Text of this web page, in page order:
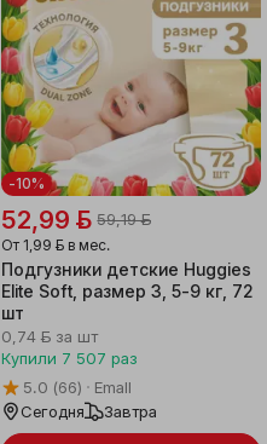
-10%
52,99 ƃ 59,19 ƃ
От1,99 ƃ в мес.
Подгузники детские Huggies
Elite Soft, размер 3, 5-9 кг, 72
шт
0,74 ƃ за шт
Купили 7 507 раз
5.0 (66)
Emall
Сегодня
Завтра